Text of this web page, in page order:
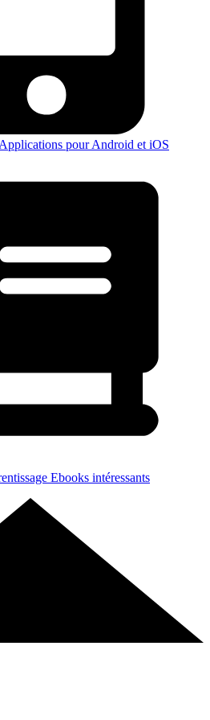
Applications pour Android et iOS
Ebooks intéressants